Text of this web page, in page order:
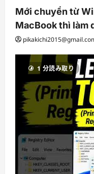
Mới chuyển từ
MacBook thì làm
1 分読み取り